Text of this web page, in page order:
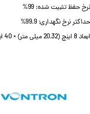
نرخ حفظ تثبیت شده: 99%
حداکثر نرخ نگهداری: 99.9%
ابعاد 8 اینچ (20.32 میلی متر) × 40 اینچ (1016 میلی متر)